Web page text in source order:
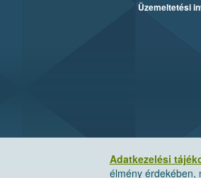
Adatkezelési
élmény érdekében,
Üzemeltetési